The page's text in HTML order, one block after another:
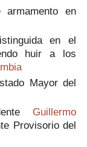
en
en el
huir a los
Mayor del
Guillermo
Provisorio del